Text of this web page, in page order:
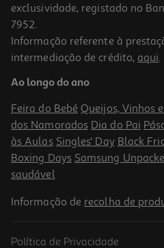
Iogurte Sólido Lindahls Limão
6.81 €/Kg
1,09 €
exclusividade, registado no
7952.
Informação referente à
intermediação de crédito, aqui.
Ao longo do ano
Feira do Bebé Queijos, Vinhos
dos Namorados Dia do Pai
às Aulas Singles' Day Black
Boxing Days Samsung
saudável
Informação de recolha de
Política de Privacidade